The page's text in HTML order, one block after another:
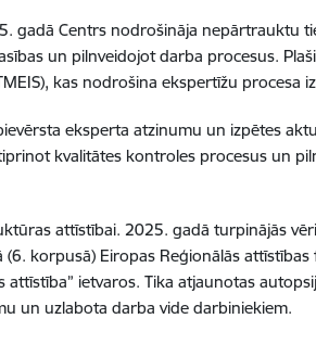
gadā Centrs nodrošināja nepārtrauktu
un pilnveidojot darba procesus.
kas nodrošina ekspertīžu procesa
eksperta atzinumu un izpētes
kvalitātes kontroles procesus un
attīstībai. 2025. gadā turpinājās
(6. korpusā) Eiropas Reģionālās
ietvaros. Tika atjaunotas
un uzlabota darba vide darbiniekiem.